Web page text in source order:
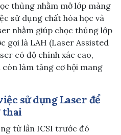
thủng nhằm mở lớp màng
sử dụng chất hóa học và
nhằm giúp chọc thủng lớp
gọi là LAH (Laser Assisted
có độ chính xác cao,
làm tăng cơ hội mang
sử dụng Laser để
thai
từ lần ICSI trước đó